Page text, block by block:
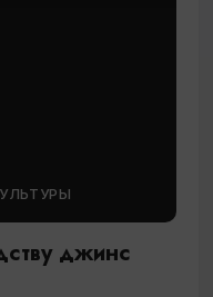
джинс